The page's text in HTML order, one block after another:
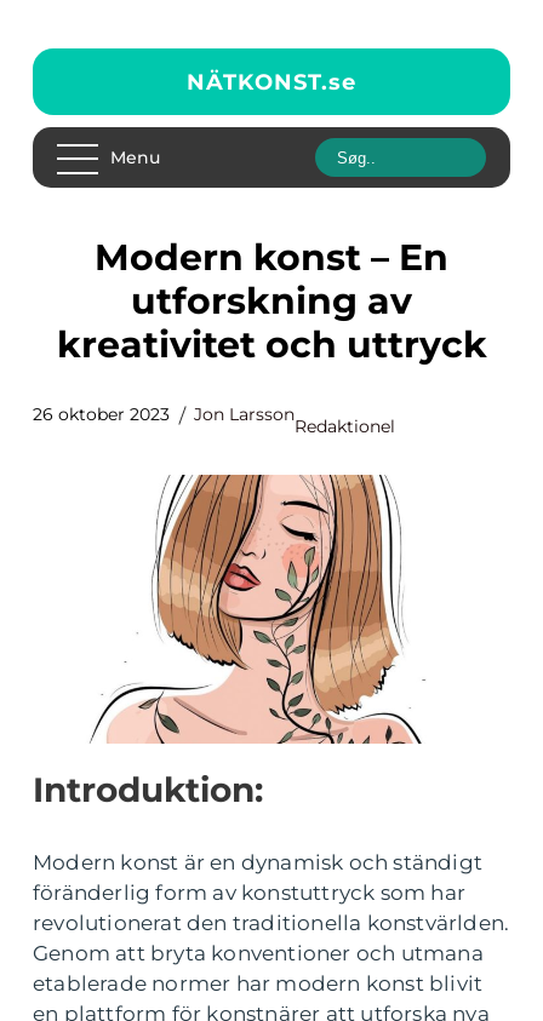
NÄTKONST.se
Menu
Modern konst – En
utforskning av
kreativitet och uttryck
26 oktober 2023 Jon Larsson
Redaktionel
Introduktion:
Modern konst är en dynamisk och ständigt
föränderlig form av konstuttryck som har
revolutionerat den traditionella konstvärlden.
Genom att bryta konventioner och utmana
etablerade normer har modern konst blivit
en plattform för konstnärer att utforska nya